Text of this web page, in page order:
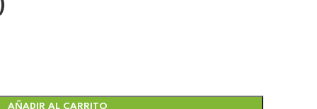
AÑADIR AL CARRITO